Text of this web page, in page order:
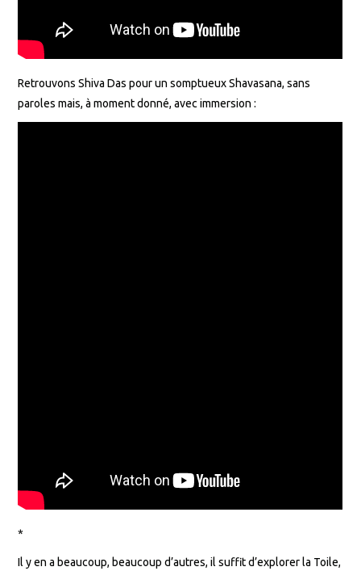
Retrouvons Shiva Das pour un somptueux Shavasana, sans
paroles mais, à moment donné, avec immersion :
*
Il y en a beaucoup, beaucoup d’autres, il suffit d’explorer la Toile,